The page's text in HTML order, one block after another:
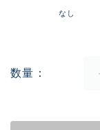
なし
数量